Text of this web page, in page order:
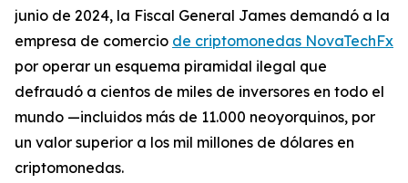
junio de 2024, la Fiscal General James demandó a la
empresa de comercio de criptomonedas NovaTechFx
por operar un esquema piramidal ilegal que
defraudó a cientos de miles de inversores en todo el
mundo —incluidos más de 11.000 neoyorquinos, por
un valor superior a los mil millones de dólares en
criptomonedas.